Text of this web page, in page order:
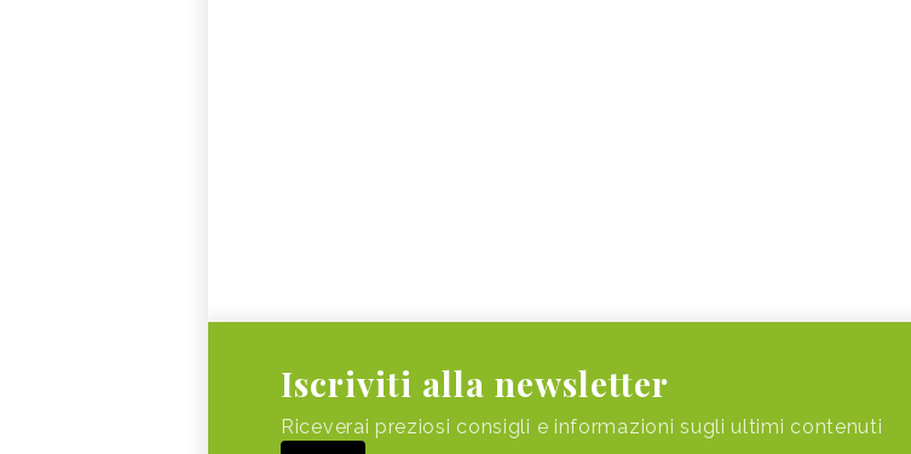
Iscriviti alla newsletter
Riceverai preziosi consigli e informazioni sugli ultimi contenuti